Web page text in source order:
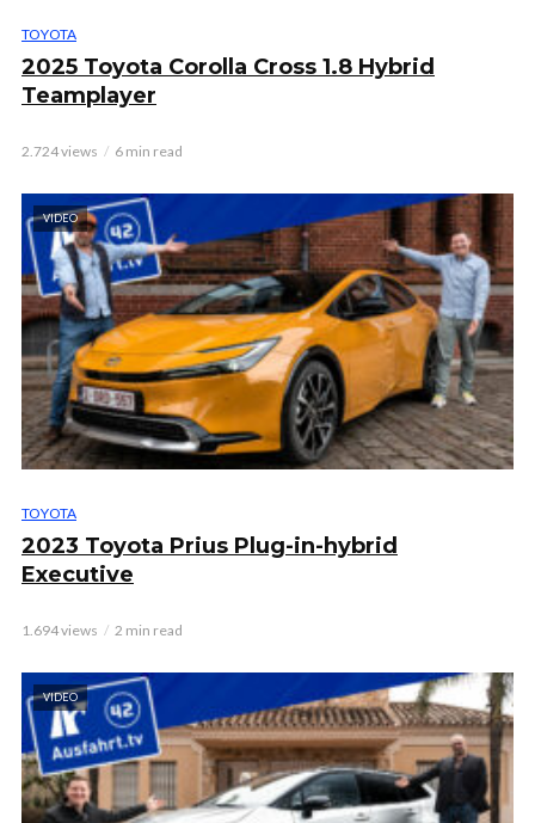
TOYOTA
2025 Toyota Corolla Cross 1.8 Hybrid
Teamplayer
2.724 views 6 min read
VIDEO
TOYOTA
2023 Toyota Prius Plug-in-hybrid
Executive
1.694 views 2 min read
VIDEO